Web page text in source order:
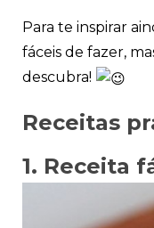
Para te inspirar
fáceis de fazer,
descubra!
Receitas
1. Receita